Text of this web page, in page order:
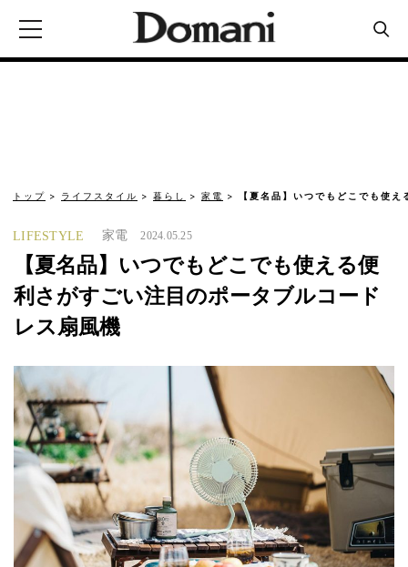
トップ ライフスタイル 暮らし 家電 【夏名品】いつでもどこでも使
LIFESTYLE 家電 2024.05.25
【夏名品】いつでもどこでも使える便
利さがすごい注目のポータブルコード
レス扇風機